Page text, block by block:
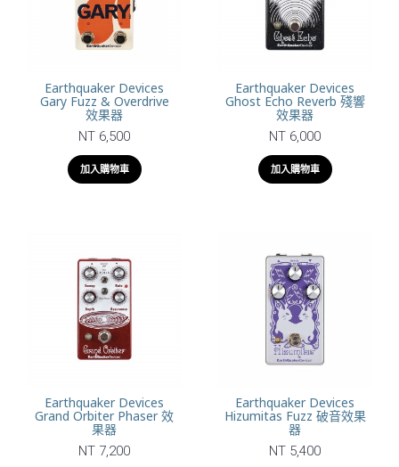
Earthquaker Devices
Gary Fuzz & Overdrive
效果器
NT 6,500
加入購物車
Earthquaker Devices
Ghost Echo Reverb 殘響
效果器
NT 6,000
加入購物車
Earthquaker Devices
Grand Orbiter Phaser 效
果器
NT 7,200
Earthquaker Devices
Hizumitas Fuzz 破音效果
器
NT 5,400